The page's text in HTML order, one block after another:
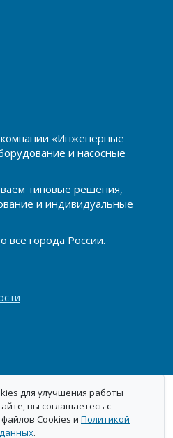
«Инженерные
и насосные
типовые решения,
и индивидуальные
все города России.
для улучшения работы
вы соглашаетесь с
Cookies и Политикой
.